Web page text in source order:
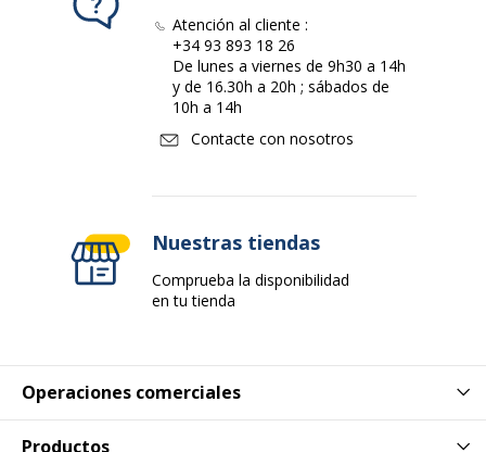
Operaciones comerciales
Productos
Atención al cliente :
+34 93 893 18 26
De lunes a viernes de 9h30 a 14h
y de 16.30h a 20h ; sábados de
10h a 14h
Contacte con nosotros
Nuestras tiendas
Comprueba la disponibilidad
en tu tienda